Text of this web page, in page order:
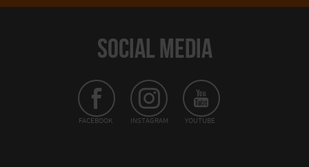
SOCIAL MEDIA
FACEBOOK INSTAGRAM YOUTUBE